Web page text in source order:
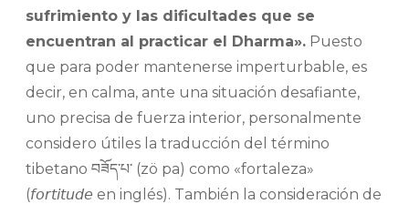
sufrimiento y las dificultades que se
encuentran al practicar el Dharma». Puesto
que para poder mantenerse imperturbable, es
decir, en calma, ante una situación desafiante,
uno precisa de fuerza interior, personalmente
considero útiles la traducción del término
tibetano བཟོད་པ་ (zö pa) como «fortaleza»
(𝘧𝘰𝘳𝘵𝘪𝘵𝘶𝘥𝘦 en inglés). También la consideración de